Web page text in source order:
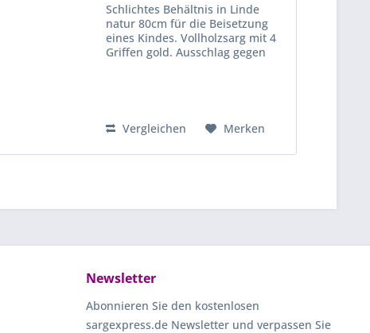
Schlichtes Behältnis in Linde
natur 80cm für die Beisetzung
eines Kindes. Vollholzsarg mit 4
Griffen gold. Ausschlag gegen
Vergleichen Merken
Newsletter
Abonnieren Sie den kostenlosen
sargexpress.de Newsletter und verpassen Sie